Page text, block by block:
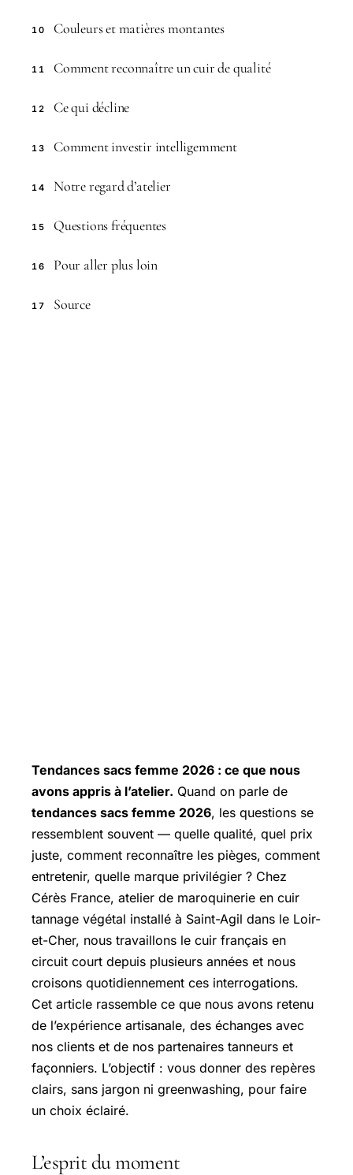
10 Couleurs et matières montantes
11 Comment reconnaître un cuir de qualité
12 Ce qui décline
13 Comment investir intelligemment
14 Notre regard d’atelier
15 Questions fréquentes
16 Pour aller plus loin
17 Source
Tendances sacs femme 2026 : ce que nous
avons appris à l’atelier. Quand on parle de
tendances sacs femme 2026, les questions se
ressemblent souvent — quelle qualité, quel prix
juste, comment reconnaître les pièges, comment
entretenir, quelle marque privilégier ? Chez
Cérès France, atelier de maroquinerie en cuir
tannage végétal installé à Saint-Agil dans le Loir-
et-Cher, nous travaillons le cuir français en
circuit court depuis plusieurs années et nous
croisons quotidiennement ces interrogations.
Cet article rassemble ce que nous avons retenu
de l’expérience artisanale, des échanges avec
nos clients et de nos partenaires tanneurs et
façonniers. L’objectif : vous donner des repères
clairs, sans jargon ni greenwashing, pour faire
un choix éclairé.
L’esprit du moment